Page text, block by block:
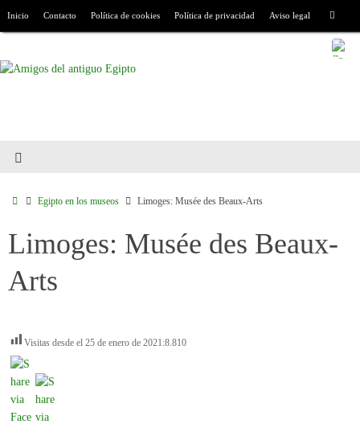
Inicio Contacto Política de cookies Política de privacidad Aviso legal
Egipto en los museos Limoges: Musée des Beaux-Arts
Limoges: Musée des Beaux-
Arts
Visitas desde el 25 de enero de 2021:8.810